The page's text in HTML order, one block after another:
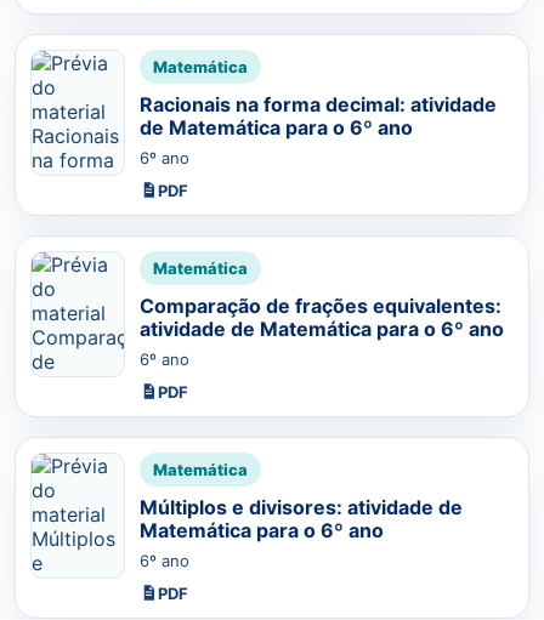
Matemática
Racionais na forma decimal: atividade
de Matemática para o 6º ano
6º ano
PDF
Matemática
Comparação de frações equivalentes:
atividade de Matemática para o 6º ano
6º ano
PDF
Matemática
Múltiplos e divisores: atividade de
Matemática para o 6º ano
6º ano
PDF